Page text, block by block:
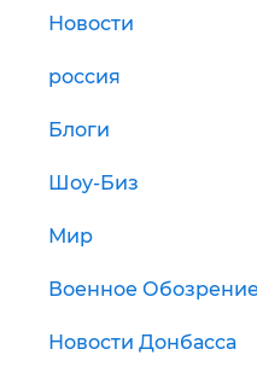
Новости
россия
Блоги
Шоу-Биз
Мир
Военное
Новости Донбасса